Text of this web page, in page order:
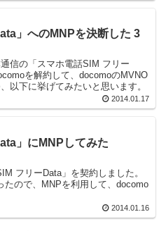
」へのMNPを決断した 3
信の「スマホ電話SIM フリー
を解約して、docomoのMVNO
以下に挙げてみたいと思います。
2014.01.17
」にMNPしてみた
フリーData」を契約しました。
たので、MNPを利用して、docomo
2014.01.16